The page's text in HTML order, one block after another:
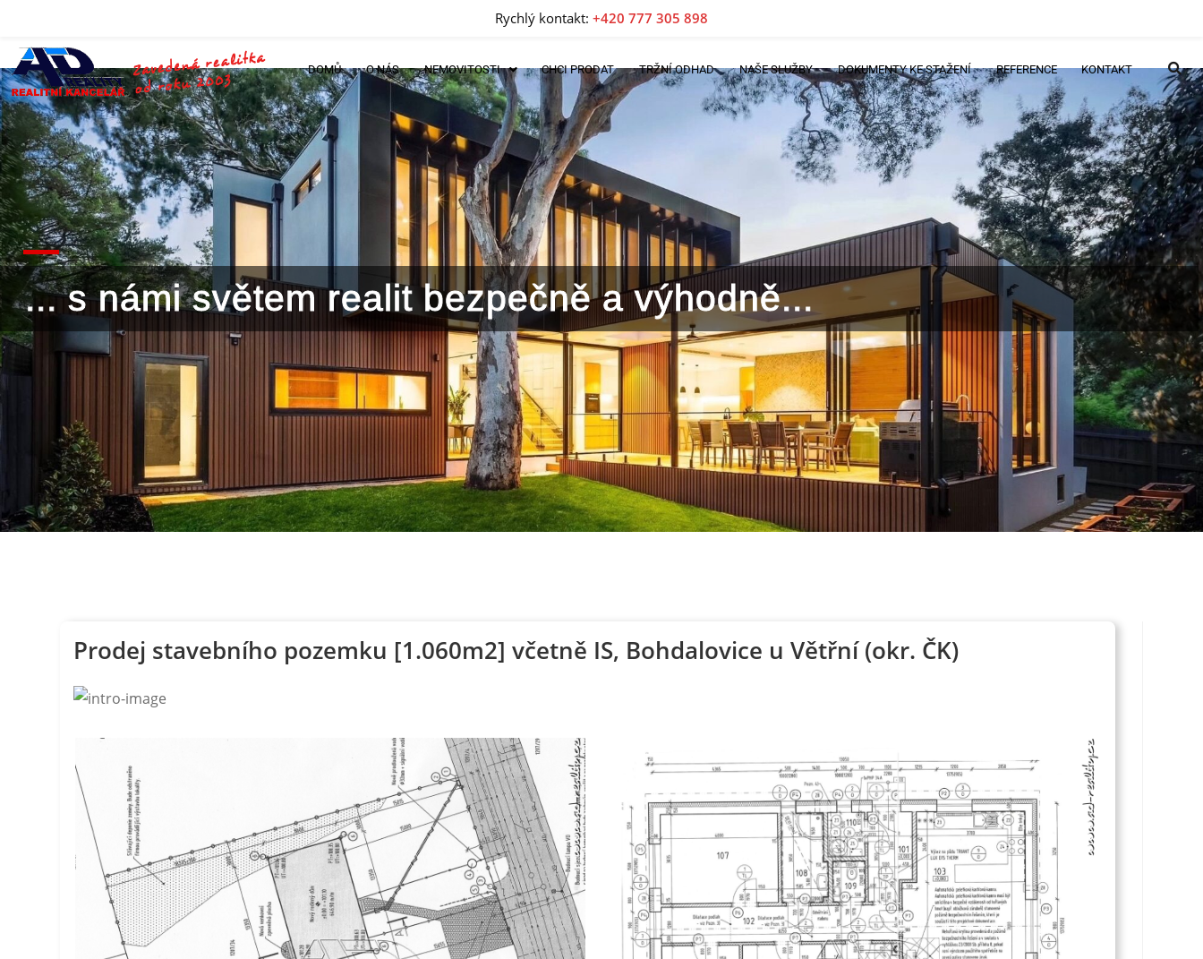
... s námi světem realit bezpečně a výhodně...
DOMŮ O NÁS NEMOVITOSTI CHCI PRODAT TRŽNÍ ODHAD NAŠE SLUŽBY DOKUMENTY KE STAŽENÍ REFERENCE KONTAKT
Prodej stavebního pozemku [1.060m2] včetně IS, Bohdalovice u Větřní (okr. ČK)
Rychlý kontakt: +420 777 305 898